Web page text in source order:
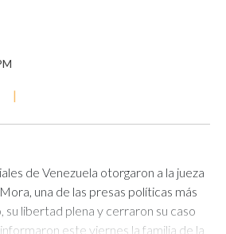
|
de Venezuela otorgaron a la jueza
una de las presas políticas más
su libertad plena y cerraron su caso
este viernes la familia de la